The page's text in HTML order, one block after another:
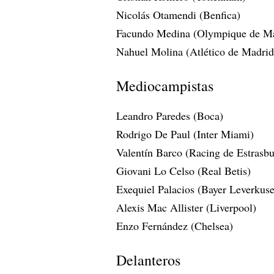
Nicolás Otamendi (Benfica)
Facundo Medina (Olympique de
Nahuel Molina (Atlético de
Mediocampistas
Leandro Paredes (Boca)
Rodrigo De Paul (Inter Miami)
Valentín Barco (Racing de
Giovani Lo Celso (Real Betis)
Exequiel Palacios (Bayer
Alexis Mac Allister (Liverpool)
Enzo Fernández (Chelsea)
Delanteros